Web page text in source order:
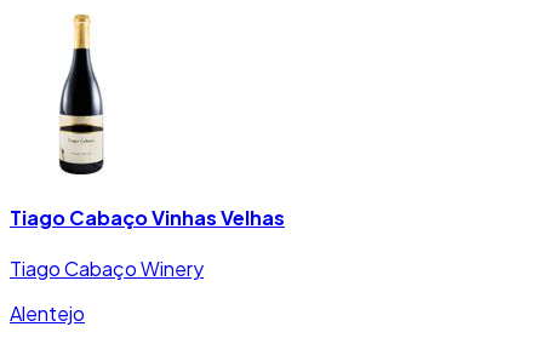
Tiago Cabaço Vinhas Velhas
Tiago Cabaço Winery
Alentejo